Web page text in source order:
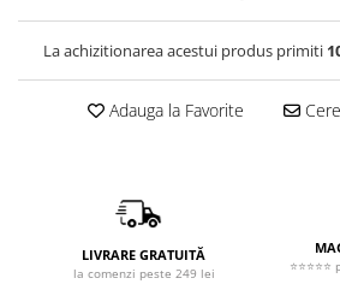
La achizitionarea acestui produs primiti
Adauga la Favorite
LIVRARE GRATUITĂ
la comenzi peste 249 lei